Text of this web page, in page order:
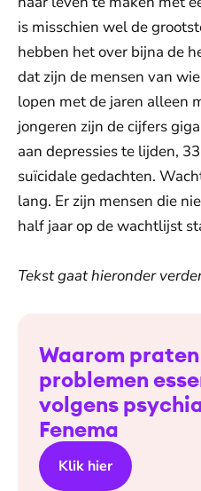
is misschien wel de
hebben het over bijna de
dat zijn de mensen van
lopen met de jaren alleen
jongeren zijn de cijfers
aan depressies te lijden,
suïcidale gedachten.
lang. Er zijn mensen die
half jaar op de wachtlijst
Tekst gaat hieronder
Waarom
problemen
volgens
Fenema
Klik hier